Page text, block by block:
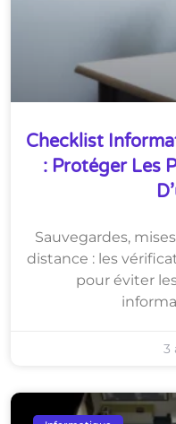
Checklist
: Protéger Les
Sauvegardes,
distance : les
pour éviter
3